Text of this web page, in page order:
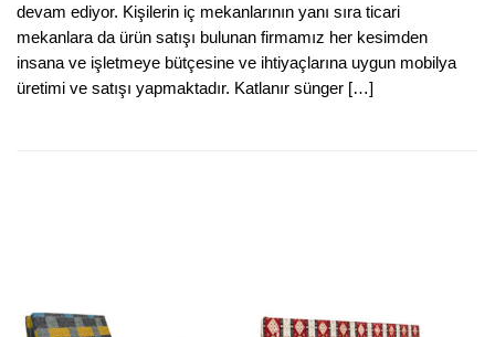
devam ediyor. Kişilerin iç mekanlarının yanı sıra ticari
mekanlara da ürün satışı bulunan firmamız her kesimden
insana ve işletmeye bütçesine ve ihtiyaçlarına uygun mobilya
üretimi ve satışı yapmaktadır. Katlanır sünger […]